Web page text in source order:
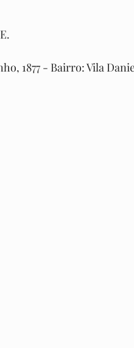
1877 - Bairro: Vila